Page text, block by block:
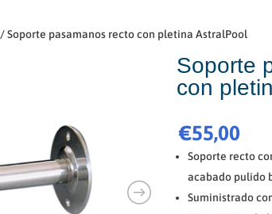
/ Soporte pasamanos recto con pletina AstralPool
Soporte
con
€55,00
Soporte recto
acabado pulido
Suministrado